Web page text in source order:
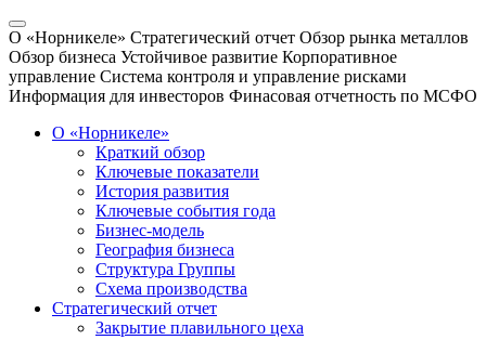
О «Норникеле» Стратегический отчет Обзор рынка металлов
Обзор бизнеса Устойчивое развитие Корпоративное
управление Система контроля и управление рисками
Информация для инвесторов Финасовая отчетность по МСФО
О «Норникеле»
Краткий обзор
Ключевые показатели
История развития
Ключевые события года
Бизнес-модель
География бизнеса
Структура Группы
Схема производства
Стратегический отчет
Закрытие плавильного цеха